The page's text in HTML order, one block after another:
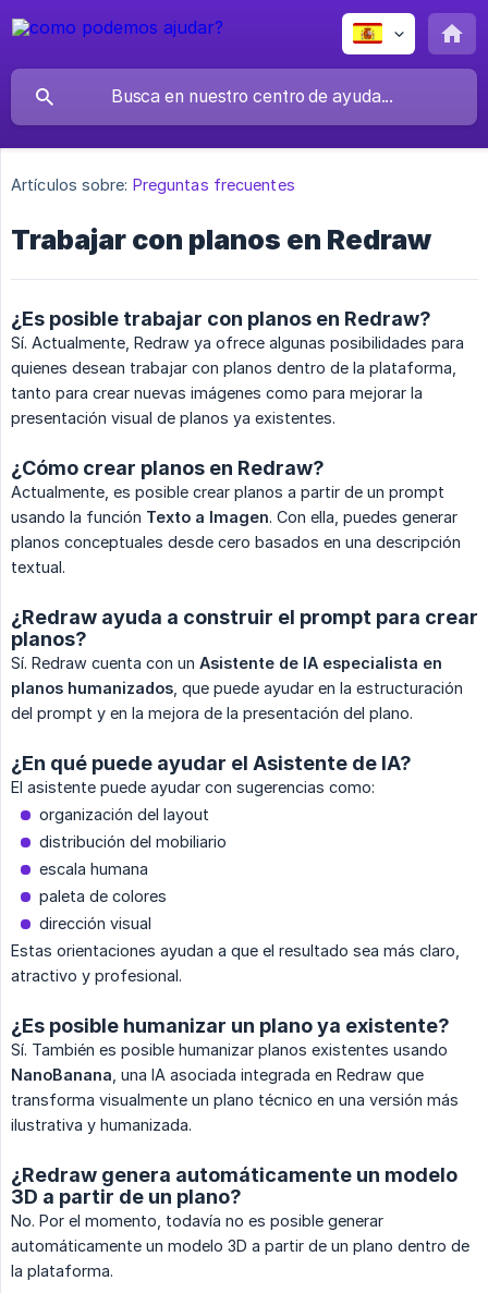
Artículos sobre: Preguntas frecuentes
Trabajar con planos en Redraw
¿Es posible trabajar con planos en Redraw?
Sí. Actualmente, Redraw ya ofrece algunas posibilidades para
quienes desean trabajar con planos dentro de la plataforma,
tanto para crear nuevas imágenes como para mejorar la
presentación visual de planos ya existentes.
¿Cómo crear planos en Redraw?
Actualmente, es posible crear planos a partir de un prompt
usando la función Texto a Imagen. Con ella, puedes generar
planos conceptuales desde cero basados en una descripción
textual.
¿Redraw ayuda a construir el prompt para crear
planos?
Sí. Redraw cuenta con un Asistente de IA especialista en
planos humanizados , que puede ayudar en la estructuración
del prompt y en la mejora de la presentación del plano.
¿En qué puede ayudar el Asistente de IA?
El asistente puede ayudar con sugerencias como:
organización del layout
distribución del mobiliario
escala humana
paleta de colores
dirección visual
Estas orientaciones ayudan a que el resultado sea más claro,
atractivo y profesional.
¿Es posible humanizar un plano ya existente?
Sí. También es posible humanizar planos existentes usando
NanoBanana , una IA asociada integrada en Redraw que
transforma visualmente un plano técnico en una versión más
ilustrativa y humanizada.
¿Redraw genera automáticamente un modelo
3D a partir de un plano?
No. Por el momento, todavía no es posible generar
automáticamente un modelo 3D a partir de un plano dentro de
la plataforma.